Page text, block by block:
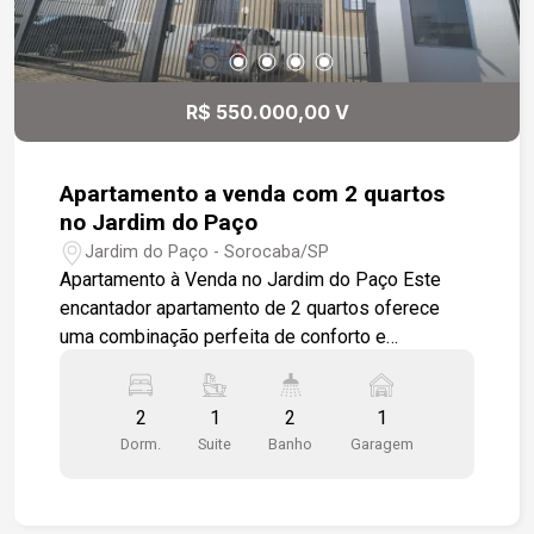
financiamento. Segurança com cerca eletrificada
ou sensor; Câmeras de monitoramento; Interfone;
Portaria 24 horas presencial. Sistema de TAG
garagens. Localizado próximo a padaria Real,
Supermercado Confiança, Pão de Açúcar,
Faculdades como FATEC e Uniso, farmácias,
restaurantes, Shopping Granja Olga e variado
comércio. Com fácil acesso a Rod. Raposo
Tavares e Av. São Paulo.
R$ 550.000,00 V
Apartamento a venda com 2 quartos
no Jardim do Paço
Jardim do Paço - Sorocaba/SP
Apartamento à Venda no Jardim do Paço Este
encantador apartamento de 2 quartos oferece
uma combinação perfeita de conforto e
estar com dois ambientes, integrada com a
cozinha em um estilo aberto e moderno. A
cozinha é equipada com armários modulados,
2
Dorm.
1
Suite
2
Banho
1
Garagem